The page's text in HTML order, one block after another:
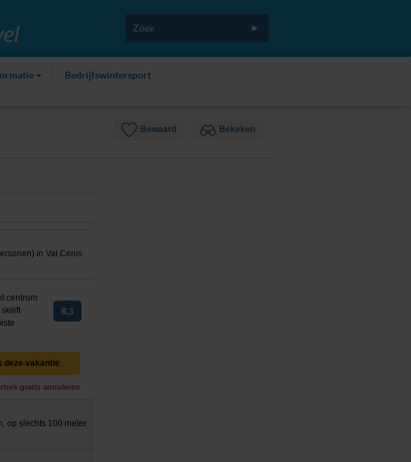
Bedrijfswintersport
Bewaard Bekeken
in Val Cenis.
centrum
8,3
deze vakantie
gratis annuleren
op slechts 100 meter